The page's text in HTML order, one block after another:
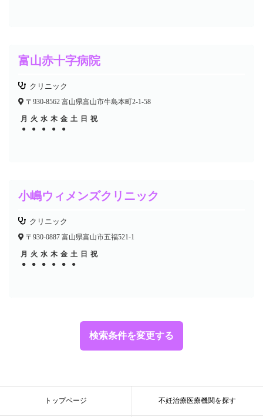
検索条件を変更する
富山赤十字病院
クリニック
〒930-8562 富山県富山市牛島本町2-1-58
月 火 水 木 金 土 日 祝
●
● ● ● ●
小嶋ウィメンズクリニック
クリニック
〒930-0887 富山県富山市五福521-1
月 火 水 木 金 土 日 祝
●
● ● ● ● ●
● ● ●
●
トップページ 不妊治療医療機関を探す